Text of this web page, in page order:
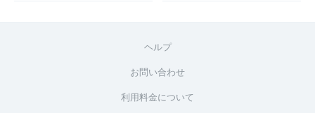
ヘルプ
お問い合わせ
利用料金について